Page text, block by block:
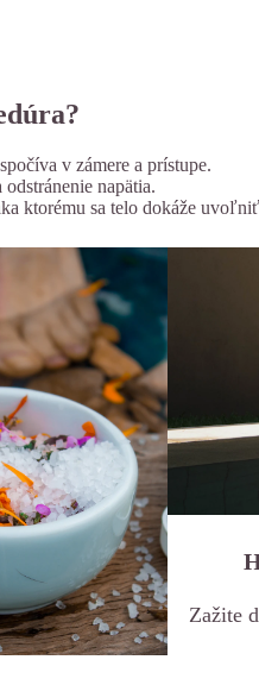
v zámere a prístupe.
napätia.
ktorému sa telo dokáže
Zažite